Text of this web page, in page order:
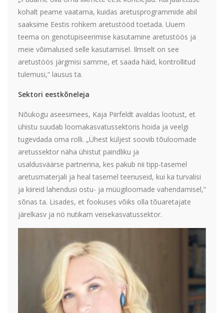
kohalt peame vaatama, kuidas aretusprogrammide abil
saaksime Eestis rohkem aretustööd toetada. Uuem
teema on genotüpiseerimise kasutamine aretustöös ja
meie võimalused selle kasutamisel. Ilmselt on see
aretustöös järgmisi samme, et saada häid, kontrollitud
tulemusi,“ lausus ta.
Sektori eestkõneleja
Nõukogu aseesimees, Kaja Piirfeldt avaldas lootust, et
ühistu suudab loomakasvatussektoris hoida ja veelgi
tugevdada oma rolli. „Ühest küljest soovib tõuloomade
aretussektor näha ühistut paindliku ja
usaldusväärse partnerina, kes pakub nii tipp-tasemel
aretusmaterjali ja heal tasemel teenuseid, kui ka turvalisi
ja kiireid lahendusi ostu- ja müügiloomade vahendamisel,“
sõnas ta. Lisades, et fookuses võiks olla tõuaretajate
järelkasv ja nö nutikam veisekasvatussektor.